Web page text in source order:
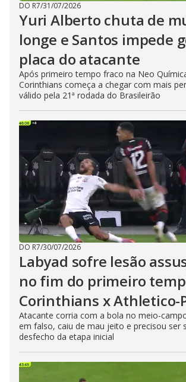
DO R7/31/07/2026
Yuri Alberto chuta de
longe e Santos impede
placa do atacante
Após primeiro tempo fraco na Neo
Corinthians começa a chegar com mais
válido pela 21ª rodada do Brasileirão
DO R7/30/07/2026
Labyad sofre lesão
no fim do primeiro
Corinthians x Athletico-
Atacante corria com a bola no meio-
em falso, caiu de mau jeito e precisou ser
desfecho da etapa inicial